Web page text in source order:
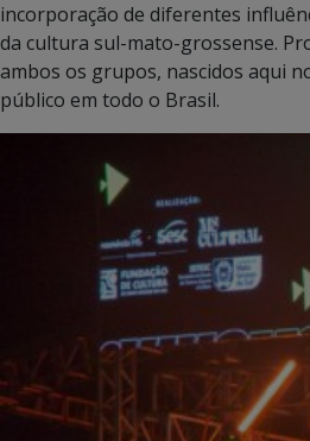
incorporação de diferentes
da cultura sul-mato-grossense.
ambos os grupos, nascidos aqui
público em todo o Brasil.